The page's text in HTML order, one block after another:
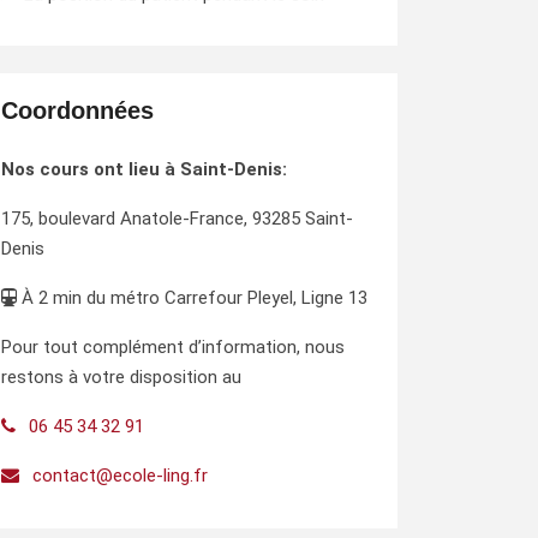
Coordonnées
Nos cours ont lieu à Saint-Denis:
175, boulevard Anatole-France, 93285 Saint-
Denis
À 2 min du métro Carrefour Pleyel, Ligne 13
Pour tout complément d’information, nous
restons à votre disposition au
06 45 34 32 91
contact@ecole-ling.fr